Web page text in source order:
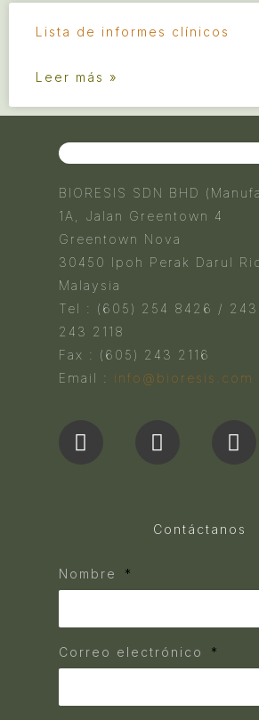
Lista de informes clínicos
Leer más »
BIORESIS SDN BHD
1A, Jalan Greentown 4
Greentown Nova
30450 Ipoh Perak Darul
Malaysia
Tel : (605) 254 8426 /
243 2118
Fax : (605) 243 2116
Email : info@bioresis.com
Contáctanos
Nombre
Correo electrónico